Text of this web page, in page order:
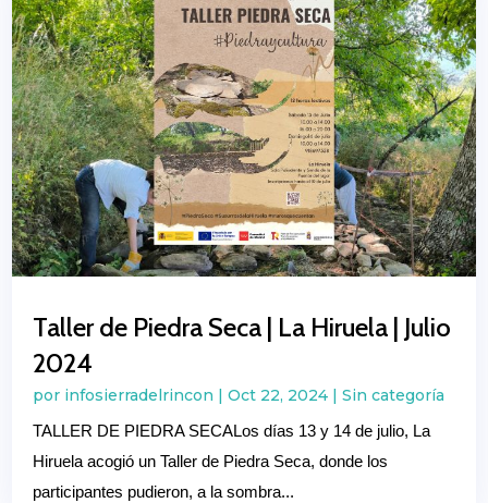
Taller de Piedra Seca | La Hiruela | Julio
2024
por infosierradelrincon |Oct 22, 2024 |Sin categoría
TALLER DE PIEDRA SECALos días 13 y 14 de julio, La
Hiruela acogió un Taller de Piedra Seca, donde los
participantes pudieron, a la sombra...